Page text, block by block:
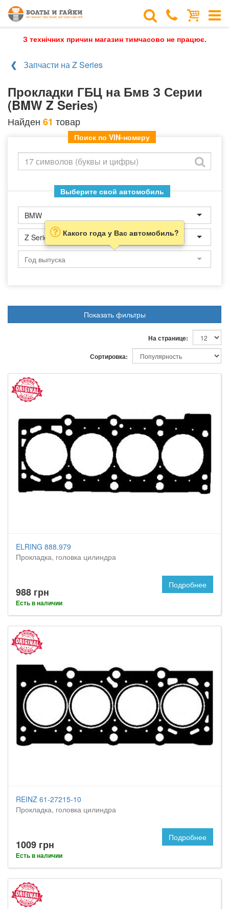
З технічних причин магазин тимчасово не працює.
Запчасти на Z Series
Прокладки ГБЦ на Бмв З Серии
(BMW Z Series)
Найден 61 товар
Поиск по VIN-номеру
Выберите свой автомобиль
BMW
Z Series Какого года у Вас автомобиль?
Показать фильтры
На странице:
Сортировка:
ELRING 888.979
Прокладка, головка цилиндра
988 грн
Есть в наличии
Подробнее
REINZ 61-27215-10
Прокладка, головка цилиндра
1009 грн
Есть в наличии
Подробнее